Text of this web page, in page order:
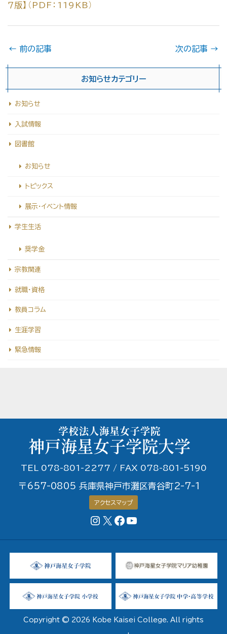
７版】（PDF：119KB）
← 前の記事 次の記事 →
お知らせカテゴリー
お知らせ
入試情報
図書館
お知らせ
トピックス
展示・イベント情報
学生生活
奨学金
宗教関連
就職・資格
教員コラム
生涯学習
緊急情報
TEL 078-801-2277 / FAX 078-801-5190
〒657-0805 兵庫県神戸市灘区青谷町2-7-1
アクセスマップ
Instagram
X FacebookページYouTubeチャンネル
Copyright © 2026 Kobe Kaisei College. All rights